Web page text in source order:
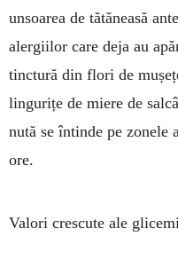
unsoarea de tă­tăneasă
alergiilor care deja au
tinc­tură din flori de
lingurițe de miere de
nută se întinde pe zonele
ore.
Valori crescute ale